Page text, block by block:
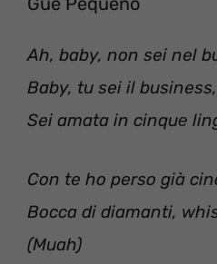
Ah, baby, non sei nel
Baby, tu sei il
Sei amata in cinquе
Con te ho perso già
Bocca di diamanti,
(Muah)